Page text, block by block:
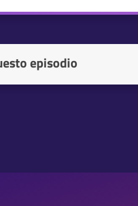
episodio